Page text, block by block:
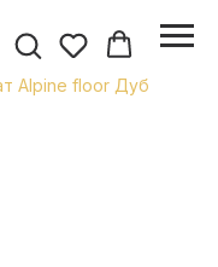
Alpine floor Дуб